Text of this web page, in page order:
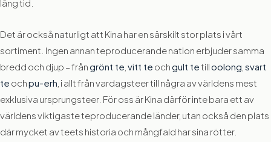
lång tid.
Det är också naturligt att Kina har en särskilt stor plats i vårt
sortiment. Ingen annan teproducerande nation erbjuder samma
bredd och djup – frångrönt te vitt te ochgult tetilloolong svart
te ochpu-erh , i allt från vardagsteer till några av världens mest
exklusiva ursprungsteer. För oss är Kina därför inte bara ett av
världens viktigaste teproducerande länder, utan också den plats
där mycket av teets historia och mångfald har sina rötter.